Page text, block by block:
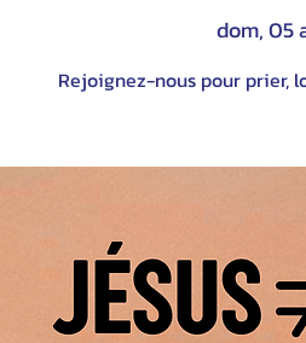
dom, 05
Rejoignez-nous pour prier,